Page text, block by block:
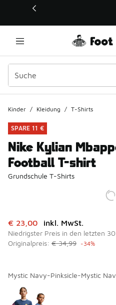
Dieser Link öffnet sich in einem
Kinder / Kleidung / T-Shirts
SPARE 11 €
Nike Kylian
Football T-shirt
Grundschule T-Shirts
Dieser Artikel ist im Sale.
€ 23,00 inkl. MwSt.
Niedrigster Preis in den letzten
Originalpreis: € 34,99 -34%
Mystic Navy-Pinksicle-Mystic
Seite 1 von 1 zeigt die Farben
Bitte wählen Sie einen Stil aus